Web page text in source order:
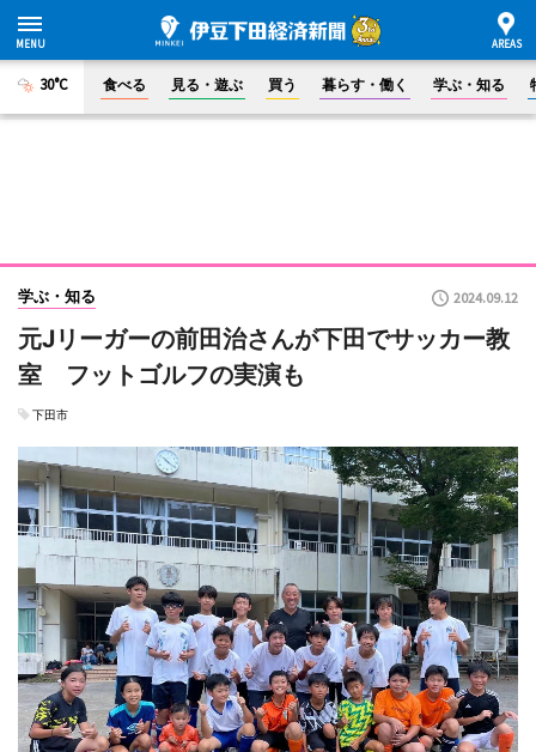
30°C 食べる 見る・遊ぶ 買う 暮らす・働く 学ぶ・知る
学ぶ・知る 2024.09.12
元Jリーガーの前田治さんが下田でサッカー教
室 フットゴルフの実演も
下田市